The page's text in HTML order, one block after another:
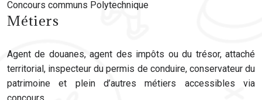
Concours communs Polytechnique
Métiers
Agent de douanes, agent des impôts ou du trésor, attaché
territorial, inspecteur du permis de conduire, conservateur du
patrimoine et plein d’autres métiers accessibles via